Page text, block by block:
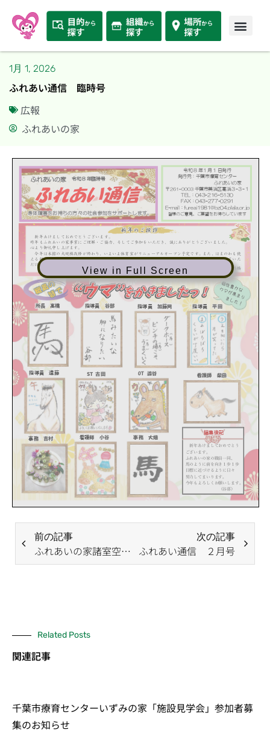
1月 1, 2026
ふれあい通信 臨時号
広報
ふれあいの家
View in Full Screen
前の記事
ふれあいの家諸室空き状況３月 ～抽選後～
次の記事
ふれあい通信 ２月号
Related Posts
関連記事
千葉市療育センターいずみの家「施設見学会」参加者募
集のお知らせ